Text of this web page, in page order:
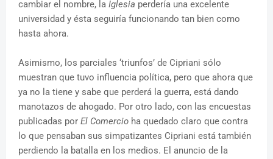
cambiar el nombre, la Iglesia perdería una excelente
universidad y ésta seguiría funcionando tan bien como
hasta ahora.
Asimismo, los parciales ‘triunfos’ de Cipriani sólo
muestran que tuvo influencia política, pero que ahora que
ya no la tiene y sabe que perderá la guerra, está dando
manotazos de ahogado. Por otro lado, con las encuestas
publicadas por El Comercio ha quedado claro que contra
lo que pensaban sus simpatizantes Cipriani está también
perdiendo la batalla en los medios. El anuncio de la